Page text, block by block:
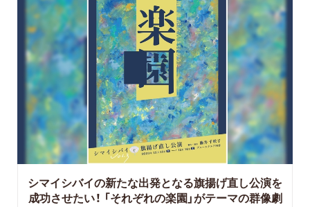
シマイシバイの新たな出発となる旗揚げ直し公演を
成功させたい！ 「それぞれの楽園」がテーマの群像劇